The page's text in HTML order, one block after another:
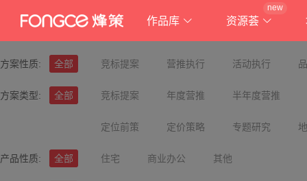
作品库 资源荟
new
方案性质: 全部 竞标提案 营推执行 活动执行
方案类型: 全部 竞标提案 年度营推 半年度营推
定位前策 定价策略 专题研究
产品性质: 全部 住宅 商业办公 其他